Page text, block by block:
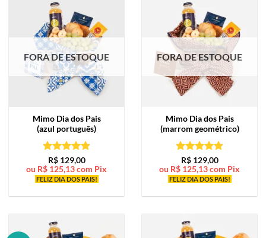
FORA DE ESTOQUE
Mimo Dia dos Pais
(azul português)
Avaliação5
de 5
R$129,00
ou R$ 125,13com Pix
FELIZ DIA DOS PAIS!
FORA DE ESTOQUE
Mimo Dia dos Pais
(marrom geométrico)
Avaliação5
de 5
R$129,00
ou R$ 125,13com Pix
FELIZ DIA DOS PAIS!